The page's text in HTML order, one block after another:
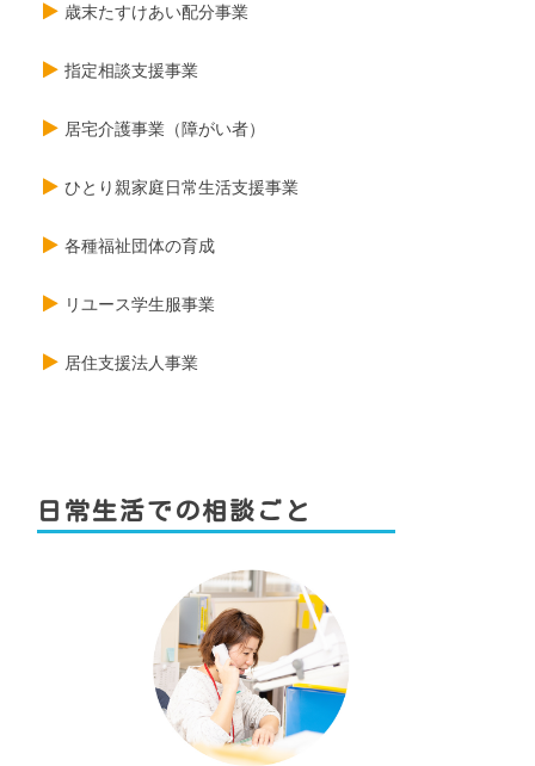
歳末たすけあい配分事業
指定相談支援事業
居宅介護事業（障がい者）
ひとり親家庭日常生活支援事業
各種福祉団体の育成
リユース学生服事業
居住支援法人事業
日常生活での相談ごと